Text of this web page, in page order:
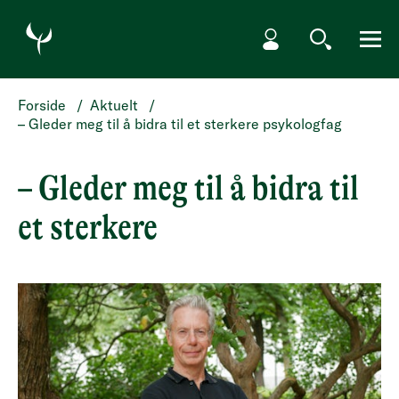
HOPP TIL HOVEDINNHOLD
Min side
Søk Meny
Forside / Aktuelt
/
– Gleder meg til å bidra til et sterkere psykologfag
– Gleder meg til å bidra til
et sterkere